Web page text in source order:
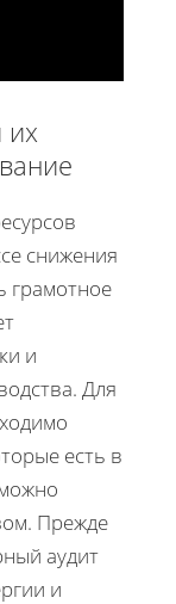
их
снижения
грамотное
и
Для
есть в
Прежде
аудит
и